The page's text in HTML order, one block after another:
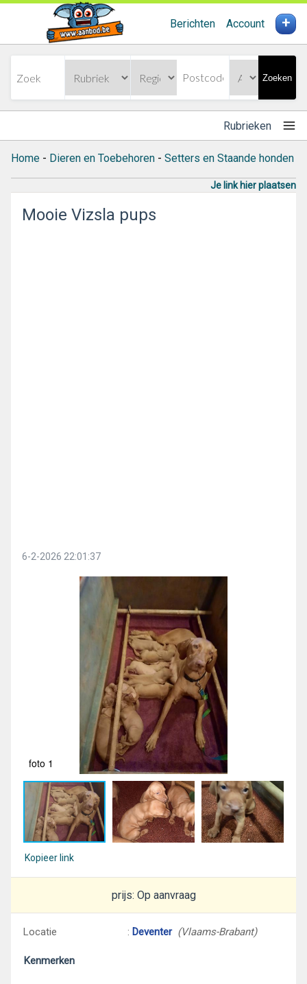
Berichten Account +
Zoeken
Rubrieken
Home - Dieren en Toebehoren - Setters en Staande honden
Je link hier plaatsen
Mooie Vizsla pups
6-2-2026 22:01:37
foto 1
Kopieer link
prijs: Op aanvraag
Locatie : Deventer (Vlaams-Brabant)
Kenmerken